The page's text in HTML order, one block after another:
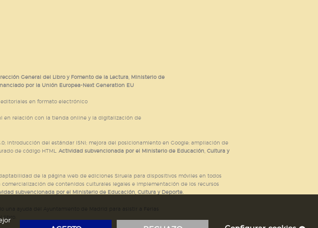
General del Libro y Fomento de la Lectura, Ministerio de
por la Unión Europea-Next Generation EU
en formato electrónico
en relación con la tienda online y la digitalización de
introducción del estándar ISNI; mejora del posicionamiento en Google; ampliación de
de código HTML. Actividad subvencionada por el Ministerio de Educación, Cultura y
de la página web de ediciones Siruela para dispositivos móviles en todos
comercialización de contenidos culturales legales e implementación de los recursos
subvencionada por el Ministerio de Educación, Cultura y Deporte.
libro.